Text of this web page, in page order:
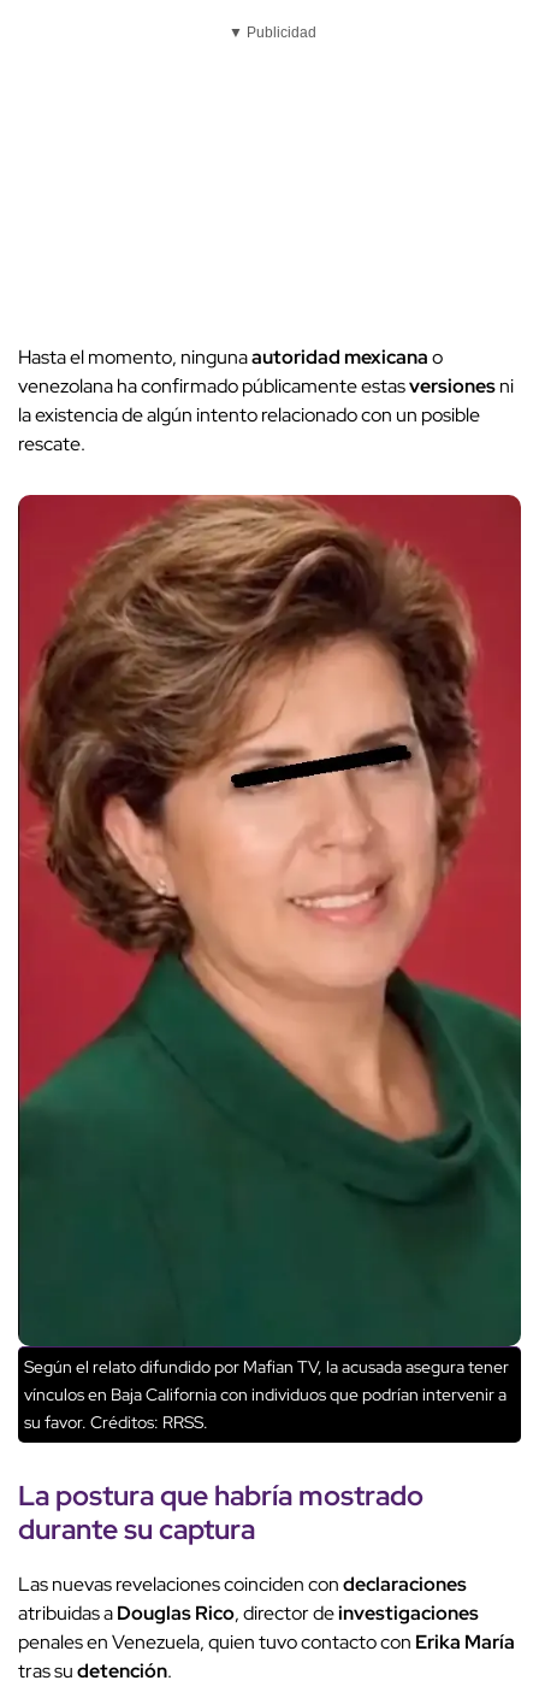
▼ Publicidad
Hasta el momento, ningunaautoridad mexicanao
venezolana ha confirmado públicamente estasversionesni
la existencia de algún intento relacionado con un posible
rescate.
Según el relato difundido por Mafian TV, la acusada asegura tener
vínculos en Baja California con individuos que podrían intervenir a
su favor. Créditos: RRSS.
La postura que habría mostrado
durante sucaptura
Las nuevas revelaciones coinciden condeclaraciones
atribuidas aDouglas Rico, director deinvestigaciones
penales en Venezuela, quien tuvo contacto con Erika María
tras sudetención.